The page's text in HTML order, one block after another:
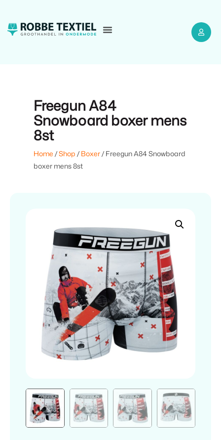
Freegun A84
Snowboard boxer mens
8st
Home /Shop / Boxer/ Freegun A84 Snowboard
boxer mens 8st